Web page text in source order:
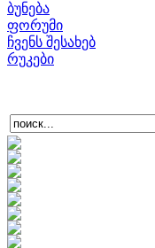
ბუნება
ფორუმი
ჩვენს შესახებ
რუკები